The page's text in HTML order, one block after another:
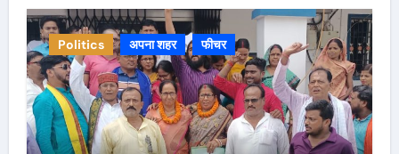
Politics अपना शहर फीचर